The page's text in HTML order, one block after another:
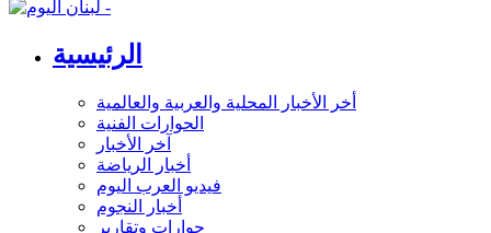
الرئيسية
أخر الأخبار المحلية والعربية والعالمية
الحوارات الفنية
آخر الأخبار
أخبار الرياضة
فيديو العرب اليوم
أخبار النجوم
حوارات وتقارير